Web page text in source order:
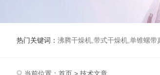
热门关键词： 沸腾干燥机,带式干燥机,单锥螺带